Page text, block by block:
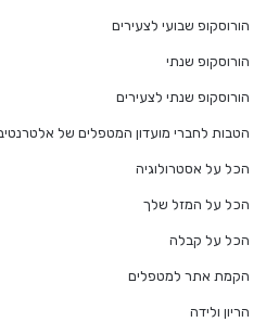
הורוסקופ שבועי לצעירים
הורוסקופ שנתי
הורוסקופ שנתי לצעירים
הטבות לחברי מועדון המטפלים של
הכל על אסטרולוגיה
הכל על המזל שלך
הכל על קבלה
הקמת אתר למטפלים
הריון ולידה